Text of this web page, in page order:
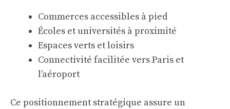
Commerces accessibles à pied
Écoles et universités à proximité
Espaces verts et loisirs
Connectivité facilitée vers Paris et
l’aéroport
Ce positionnement stratégique assure un